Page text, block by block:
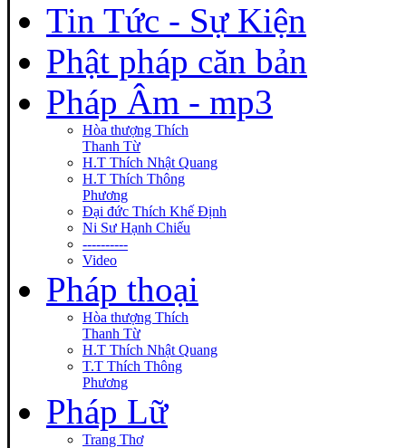
Tin Tức - Sự Kiện
Phật pháp căn bản
Pháp Âm - mp3
Hòa thượng Thích
Thanh Từ
H.T Thích Nhật Quang
H.T Thích Thông
Phương
Đại đức Thích Khế Định
Ni Sư Hạnh Chiếu
----------
Video
Pháp thoại
Hòa thượng Thích
Thanh Từ
H.T Thích Nhật Quang
T.T Thích Thông
Phương
Pháp Lữ
Trang Thơ